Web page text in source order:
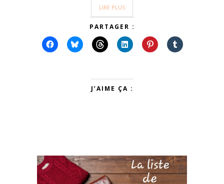
LIRE PLUS
PARTAGER :
J’AIME ÇA :